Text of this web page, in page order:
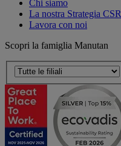
Chi siamo
La nostra Strategia CSR
Lavora con noi
Scopri la famiglia Manutan